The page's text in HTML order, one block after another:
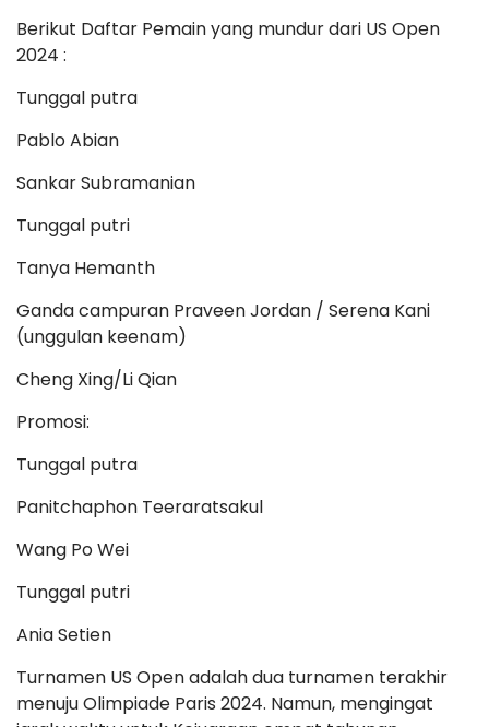
Berikut Daftar Pemain yang mundur dari US Open
2024 :
Tunggal putra
Pablo Abian
Sankar Subramanian
Tunggal putri
Tanya Hemanth
Ganda campuran Praveen Jordan / Serena Kani
(unggulan keenam)
Cheng Xing/Li Qian
Promosi:
Tunggal putra
Panitchaphon Teeraratsakul
Wang Po Wei
Tunggal putri
Ania Setien
Turnamen US Open adalah dua turnamen terakhir
menuju Olimpiade Paris 2024. Namun, mengingat